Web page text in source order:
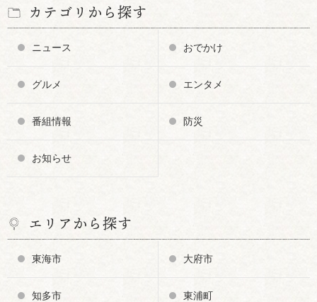
カテゴリから探す
ニュース おでかけ
グルメ エンタメ
番組情報 防災
お知らせ
エリアから探す
東海市 大府市
知多市 東浦町